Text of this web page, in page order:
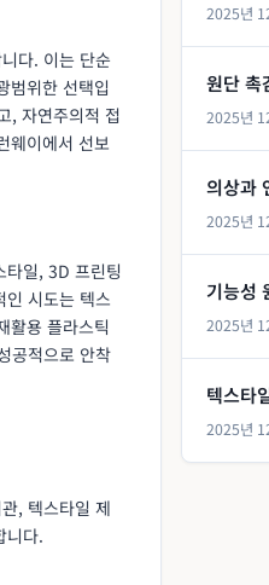
다. 이는 단순
범위한 선택입
, 자연주의적 접
웨이에서 선보
타일, 3D 프린팅
인 시도는 텍스
활용 플라스틱
공적으로 안착
, 텍스타일 제
니다.
2025년
원단 촉
2025년
의상과
2025년
기능성
2025년
텍스타
2025년